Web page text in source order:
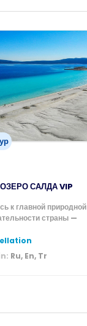
САЛДА VIP
к главной природной
страны —
Ru, En, Tr